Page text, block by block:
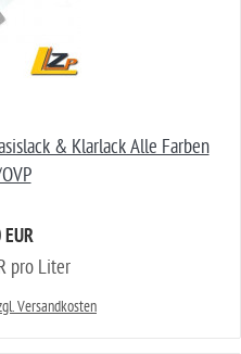
& Klarlack Alle Farben
pro Liter
Versandkosten